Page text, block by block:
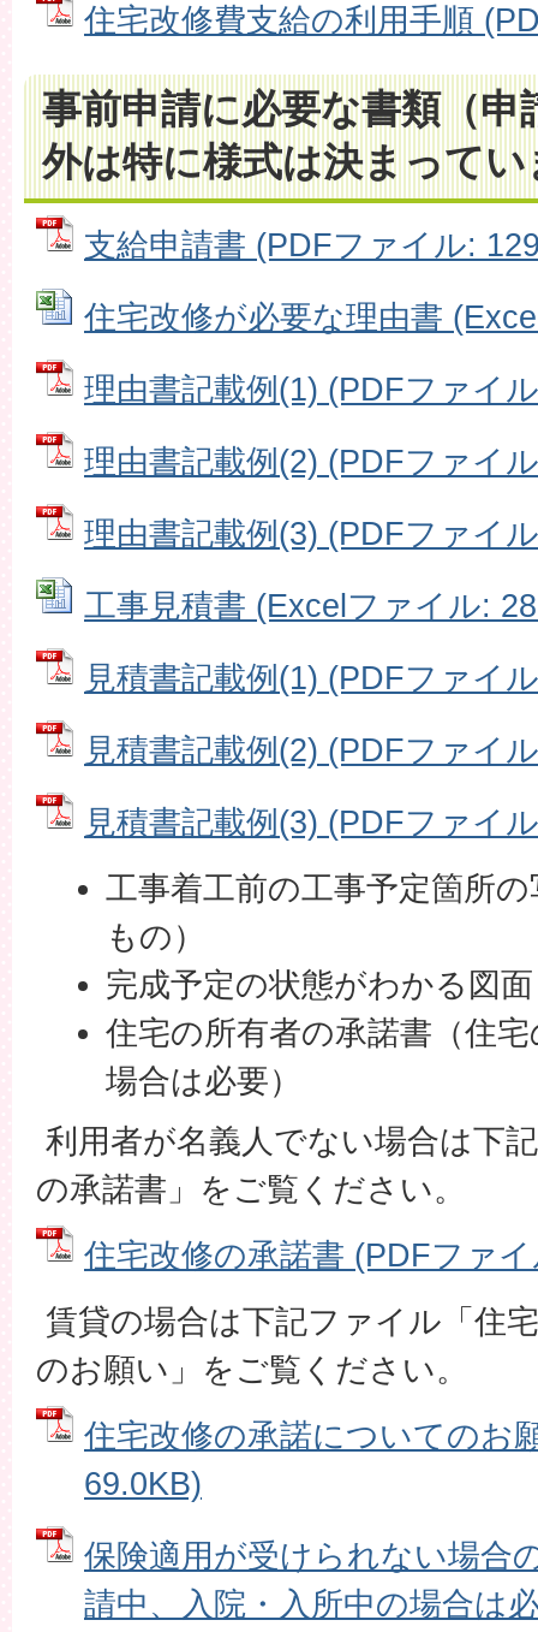
住宅改修費支給の利用手順
事前申請に必要な書類（申
外は特に様式は決まって
支給申請書 (PDFファイル:
住宅改修が必要な理由書
理由書記載例(1) (PDFファイ
理由書記載例(2) (PDFファイ
理由書記載例(3) (PDFファイ
工事見積書 (Excelファイル:
見積書記載例(1) (PDFファイ
見積書記載例(2) (PDFファイ
見積書記載例(3) (PDFファイ
工事着工前の工事予定箇所
もの）
完成予定の状態がわかる図面
住宅の所有者の承諾書（住
場合は必要）
利用者が名義人でない場合は下
の承諾書」をご覧ください。
住宅改修の承諾書 (PDFファ
賃貸の場合は下記ファイル「住
のお願い」をご覧ください。
住宅改修の承諾についてのお
69.0KB)
保険適用が受けられない場合
請中、入院・入所中の場合は